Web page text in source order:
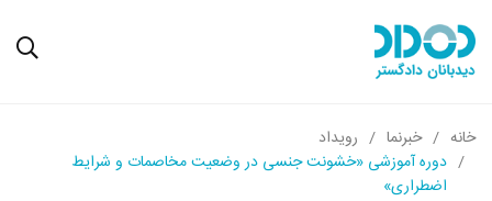
خانه خبرنما
رویداد
دوره آموزشی «خشونت جنسی در وضعیت مخاصمات و شرایط
اضطراری»